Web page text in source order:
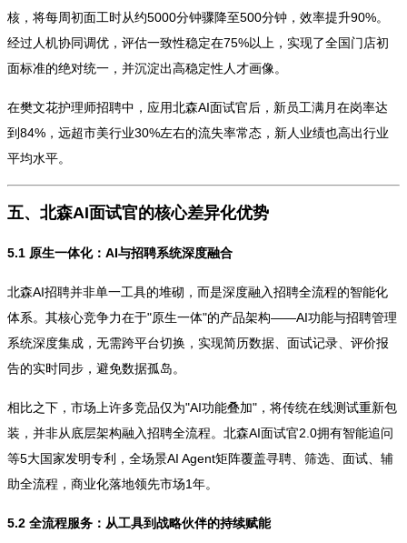
核，将每周初面工时从约5000分钟骤降至500分钟，效率提升90%。
经过人机协同调优，评估一致性稳定在75%以上，实现了全国门店初
面标准的绝对统一，并沉淀出高稳定性人才画像。
在樊文花护理师招聘中，应用北森AI面试官后，新员工满月在岗率达
到84%，远超市美行业30%左右的流失率常态，新人业绩也高出行业
平均水平。
五、北森AI面试官的核心差异化优势
5.1 原生一体化：AI与招聘系统深度融合
北森AI招聘并非单一工具的堆砌，而是深度融入招聘全流程的智能化
体系。其核心竞争力在于"原生一体"的产品架构——AI功能与招聘管理
系统深度集成，无需跨平台切换，实现简历数据、面试记录、评价报
告的实时同步，避免数据孤岛。
相比之下，市场上许多竞品仅为"AI功能叠加"，将传统在线测试重新包
装，并非从底层架构融入招聘全流程。北森AI面试官2.0拥有智能追问
等5大国家发明专利，全场景AI Agent矩阵覆盖寻聘、筛选、面试、辅
助全流程，商业化落地领先市场1年。
5.2 全流程服务：从工具到战略伙伴的持续赋能